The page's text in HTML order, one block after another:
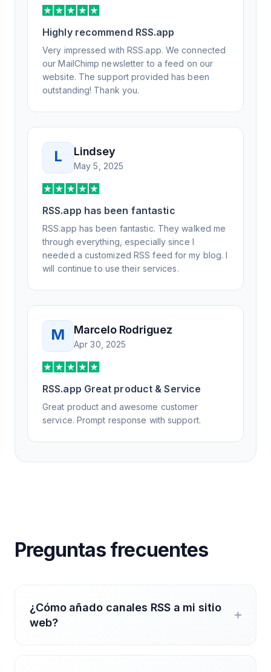
support, all of my release notes are in a way
that my users understand and find value in.
Honestly, it has been an exceptional
experience, and I will be pushing everyone I
know to RSS.app for their RSS needs.
Highly recommend RSS.app
Very impressed with RSS.app. We connected
our MailChimp newsletter to a feed on our
website. The support provided has been
outstanding! Thank you.
L Lindsey
May 5, 2025
RSS.app has been fantastic
RSS.app has been fantastic. They walked me
through everything, especially since I
needed a customized RSS feed for my blog. I
will continue to use their services.
M Marcelo Rodriguez
Apr 30, 2025
RSS.app Great product & Service
Great product and awesome customer
service. Prompt response with support.
Preguntas frecuentes
¿Cómo añado canales RSS a mi sitio
web?